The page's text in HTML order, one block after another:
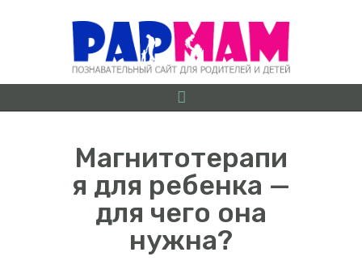
Магнитотерапи
я для ребенка —
для чего она
нужна?
О ПРОЕКТЕ
БЕРЕМЕННОСТЬ ОТ
А ДО Я